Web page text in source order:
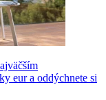
eur a oddýchnete si